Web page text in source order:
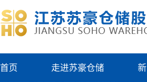
首页 走进苏豪仓储